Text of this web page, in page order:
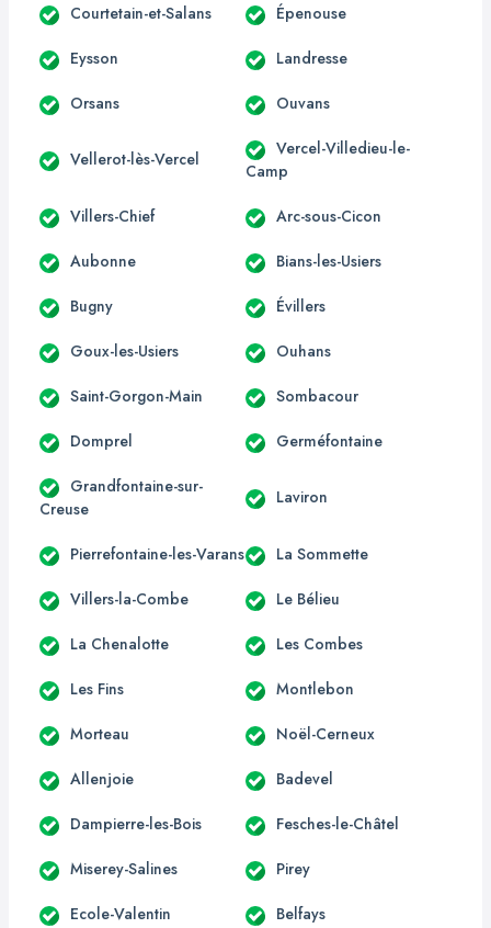
Courtetain-et-Salans Épenouse
Eysson Landresse
Orsans Ouvans
Vellerot-lès-Vercel
Vercel-Villedieu-le-
Camp
Villers-Chief Arc-sous-Cicon
Aubonne Bians-les-Usiers
Bugny Évillers
Goux-les-Usiers Ouhans
Saint-Gorgon-Main Sombacour
Domprel Germéfontaine
Grandfontaine-sur-
Creuse
Laviron
Pierrefontaine-les-Varans La Sommette
Villers-la-Combe Le Bélieu
La Chenalotte Les Combes
Les Fins Montlebon
Morteau Noël-Cerneux
Allenjoie Badevel
Dampierre-les-Bois Fesches-le-Châtel
Miserey-Salines Pirey
Ecole-Valentin Belfays